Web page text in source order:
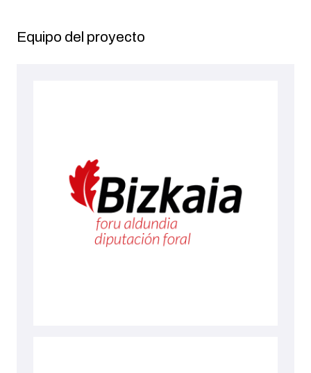
Equipo del proyecto